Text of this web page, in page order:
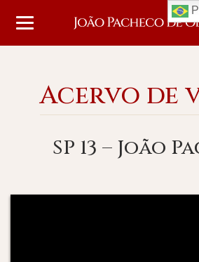
Acervo de
SP 13 – João